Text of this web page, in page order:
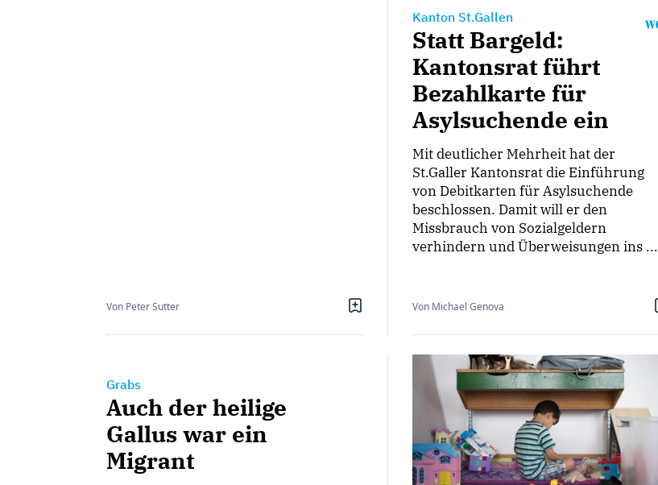
Von Peter Sutter
Kanton St.Gallen
Statt Bargeld:
Kantonsrat führt
Bezahlkarte für
Asylsuchende ein
Mit deutlicher Mehrheit hat der
St.Galler Kantonsrat die Einführung
von Debitkarten für Asylsuchende
beschlossen. Damit will er den
Missbrauch von Sozialgeldern
verhindern und Überweisungen ins ...
Von Michael Genova
Grabs
Auch der heilige
Gallus war ein
Migrant